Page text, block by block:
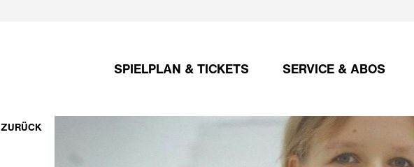
SPIELPLAN & TICKETS SERVICE & ABOS
ZURÜCK